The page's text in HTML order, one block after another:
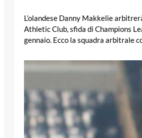
L’olandese Danny Makkelie
Athletic Club, sfida di Champions
gennaio. Ecco la squadra arbitrale